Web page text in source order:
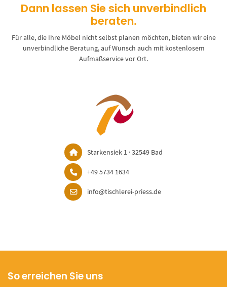
Dann lassen Sie sich unverbindlich
beraten.
Für alle, die Ihre Möbel nicht selbst planen möchten, bieten wir eine
unverbindliche Beratung, auf Wunsch auch mit kostenlosem
Aufmaßservice vor Ort.
Starkensiek 1 · 32549 Bad
+49 5734 1634
info@tischlerei-priess.de
So erreichen Sie uns